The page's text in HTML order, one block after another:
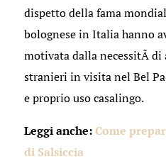
dispetto della fama
bolognese in Italia hanno
motivata dalla necessitÃ
stranieri in visita nel Bel
e proprio uso casalingo.
Leggi anche:Come
di Salsiccia